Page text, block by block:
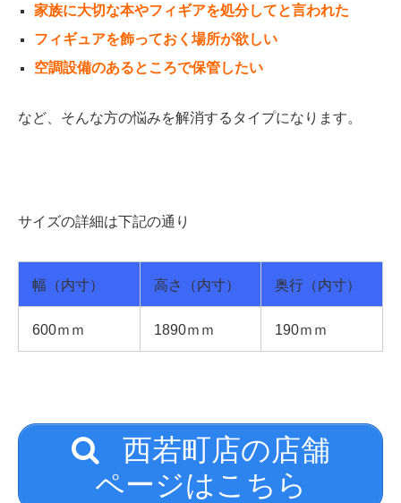
家族に大切な本やフィギアを処分してと言われた
フィギュアを飾っておく場所が欲しい
空調設備のあるところで保管したい
など、そんな方の悩みを解消するタイプになります。
サイズの詳細は下記の通り
幅（内寸） 高さ（内寸） 奥行（内寸）
600ｍｍ 1890ｍｍ 190ｍｍ
西若町店の店舗
ページはこちら